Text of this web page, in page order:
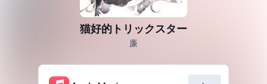
猫好的トリックスター
廉